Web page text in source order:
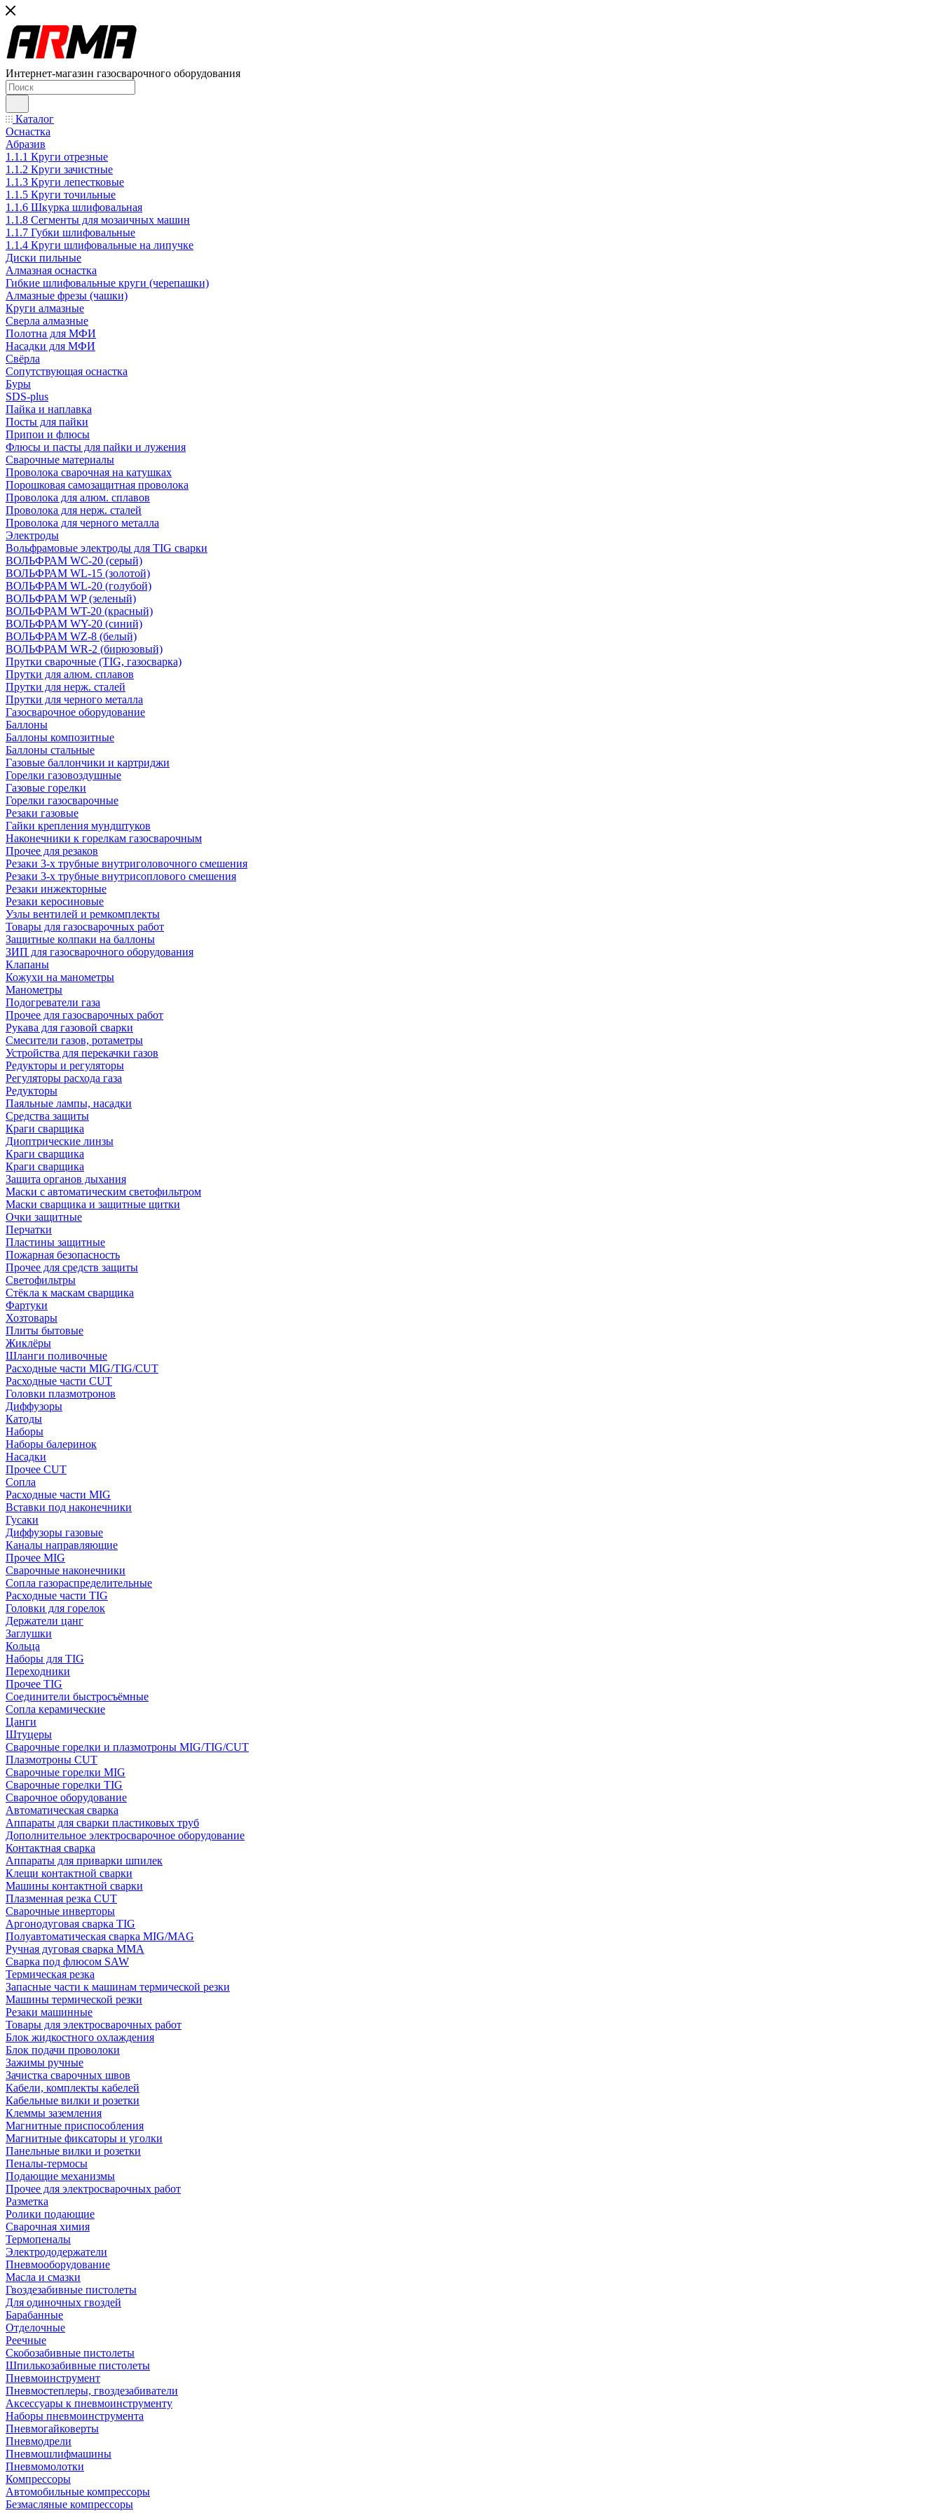
Интернет-магазин газосварочного оборудования
Каталог
Оснастка
Абразив
1.1.1 Круги отрезные
1.1.2 Круги зачистные
1.1.3 Круги лепестковые
1.1.5 Круги точильные
1.1.6 Шкурка шлифовальная
1.1.8 Сегменты для мозаичных машин
1.1.7 Губки шлифовальные
1.1.4 Круги шлифовальные на липучке
Диски пильные
Алмазная оснастка
Гибкие шлифовальные круги (черепашки)
Алмазные фрезы (чашки)
Круги алмазные
Сверла алмазные
Полотна для МФИ
Насадки для МФИ
Свёрла
Сопутствующая оснастка
Буры
SDS-plus
Пайка и наплавка
Посты для пайки
Припои и флюсы
Флюсы и пасты для пайки и лужения
Сварочные материалы
Проволока сварочная на катушках
Порошковая самозащитная проволока
Проволока для алюм. сплавов
Проволока для нерж. сталей
Проволока для черного металла
Электроды
Вольфрамовые электроды для TIG сварки
ВОЛЬФРАМ WC-20 (серый)
ВОЛЬФРАМ WL-15 (золотой)
ВОЛЬФРАМ WL-20 (голубой)
ВОЛЬФРАМ WP (зеленый)
ВОЛЬФРАМ WT-20 (красный)
ВОЛЬФРАМ WY-20 (синий)
ВОЛЬФРАМ WZ-8 (белый)
ВОЛЬФРАМ WR-2 (бирюзовый)
Прутки сварочные (TIG, газосварка)
Прутки для алюм. сплавов
Прутки для нерж. сталей
Прутки для черного металла
Газосварочное оборудование
Баллоны
Баллоны композитные
Баллоны стальные
Газовые баллончики и картриджи
Горелки газовоздушные
Газовые горелки
Горелки газосварочные
Резаки газовые
Гайки крепления мундштуков
Наконечники к горелкам газосварочным
Прочее для резаков
Резаки 3-х трубные внутриголовочного смешения
Резаки 3-х трубные внутрисоплового смешения
Резаки инжекторные
Резаки керосиновые
Узлы вентилей и ремкомплекты
Товары для газосварочных работ
Защитные колпаки на баллоны
ЗИП для газосварочного оборудования
Клапаны
Кожухи на манометры
Манометры
Подогреватели газа
Прочее для газосварочных работ
Рукава для газовой сварки
Смесители газов, ротаметры
Устройства для перекачки газов
Редукторы и регуляторы
Регуляторы расхода газа
Редукторы
Паяльные лампы, насадки
Средства защиты
Краги сварщика
Диоптрические линзы
Краги сварщика
Краги сварщика
Защита органов дыхания
Маски с автоматическим светофильтром
Маски сварщика и защитные щитки
Очки защитные
Перчатки
Пластины защитные
Пожарная безопасность
Прочее для средств защиты
Светофильтры
Стёкла к маскам сварщика
Фартуки
Хозтовары
Плиты бытовые
Жиклёры
Шланги поливочные
Расходные части MIG/TIG/CUT
Расходные части CUT
Головки плазмотронов
Диффузоры
Катоды
Наборы
Наборы балеринок
Насадки
Прочее CUT
Сопла
Расходные части MIG
Вставки под наконечники
Гусаки
Диффузоры газовые
Каналы направляющие
Прочее MIG
Сварочные наконечники
Сопла газораспределительные
Расходные части TIG
Головки для горелок
Держатели цанг
Заглушки
Кольца
Наборы для TIG
Переходники
Прочее TIG
Соединители быстросъёмные
Сопла керамические
Цанги
Штуцеры
Сварочные горелки и плазмотроны MIG/TIG/CUT
Плазмотроны CUT
Сварочные горелки MIG
Сварочные горелки TIG
Сварочное оборудование
Автоматическая сварка
Аппараты для сварки пластиковых труб
Дополнительное электросварочное оборудование
Контактная сварка
Аппараты для приварки шпилек
Клещи контактной сварки
Машины контактной сварки
Плазменная резка CUT
Сварочные инверторы
Аргонодуговая сварка TIG
Полуавтоматическая сварка MIG/MAG
Ручная дуговая сварка MMA
Сварка под флюсом SAW
Термическая резка
Запасные части к машинам термической резки
Машины термической резки
Резаки машинные
Товары для электросварочных работ
Блок жидкостного охлаждения
Блок подачи проволоки
Зажимы ручные
Зачистка сварочных швов
Кабели, комплекты кабелей
Кабельные вилки и розетки
Клеммы заземления
Магнитные приспособления
Магнитные фиксаторы и уголки
Панельные вилки и розетки
Пеналы-термосы
Подающие механизмы
Прочее для электросварочных работ
Разметка
Ролики подающие
Сварочная химия
Термопеналы
Электрододержатели
Пневмооборудование
Масла и смазки
Гвоздезабивные пистолеты
Для одиночных гвоздей
Барабанные
Отделочные
Реечные
Скобозабивные пистолеты
Шпилькозабивные пистолеты
Пневмоинструмент
Пневмостеплеры, гвоздезабиватели
Аксессуары к пневмоинструменту
Наборы пневмоинструмента
Пневмогайковерты
Пневмодрели
Пневмошлифмашины
Пневмомолотки
Компрессоры
Автомобильные компрессоры
Безмасляные компрессоры